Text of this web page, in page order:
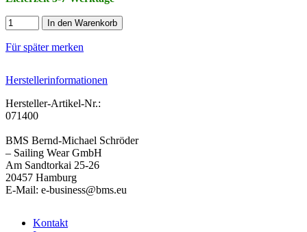
In den Warenkorb
Für später merken
Herstellerinformationen
Hersteller-Artikel-Nr.:
071400
BMS Bernd-Michael Schröder
– Sailing Wear GmbH
Am Sandtorkai 25-26
20457 Hamburg
E-Mail: e-business@bms.eu
Kontakt